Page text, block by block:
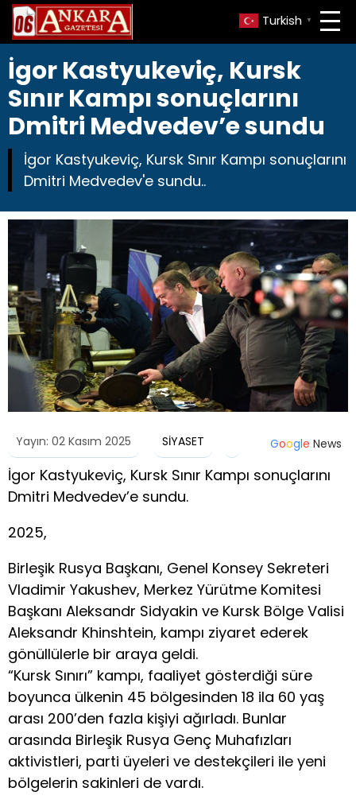
Turkish ▼
İgor Kastyukeviç, Kursk
Sınır Kampı sonuçlarını
Dmitri Medvedev’e sundu
İgor Kastyukeviç, Kursk Sınır Kampı sonuçlarını
Dmitri Medvedev'e sundu..
Yayın: 02 Kasım 2025 SİYASET Google News
İgor Kastyukeviç, Kursk Sınır Kampı sonuçlarını
Dmitri Medvedev’e sundu.
2025,
Birleşik Rusya Başkanı, Genel Konsey Sekreteri
Vladimir Yakushev, Merkez Yürütme Komitesi
Başkanı Aleksandr Sidyakin ve Kursk Bölge Valisi
Aleksandr Khinshtein, kampı ziyaret ederek
gönüllülerle bir araya geldi.
“Kursk Sınırı” kampı, faaliyet gösterdiği süre
boyunca ülkenin 45 bölgesinden 18 ila 60 yaş
arası 200’den fazla kişiyi ağırladı. Bunlar
arasında Birleşik Rusya Genç Muhafızları
aktivistleri, parti üyeleri ve destekçileri ile yeni
bölgelerin sakinleri de vardı.